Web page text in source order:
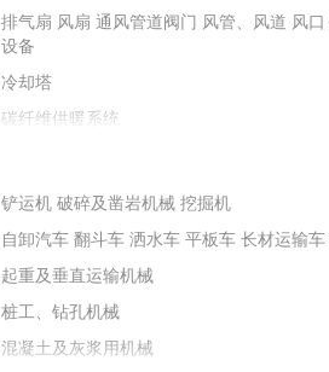
排气扇 风扇 通风管道阀门 风管、风道 风口
设备
冷却塔
碳纤维供暖系统
铲运机 破碎及凿岩机械 挖掘机
自卸汽车 翻斗车 洒水车 平板车 长材运输车
起重及垂直运输机械
桩工、钻孔机械
混凝土及灰浆用机械